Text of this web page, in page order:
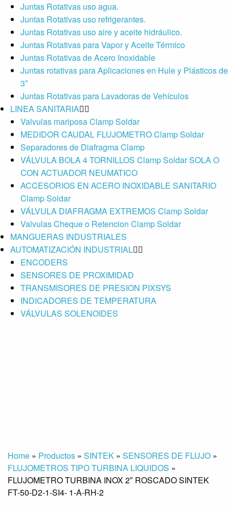
Juntas Rotativas uso agua.
Juntas Rotativas uso refrigerantes.
Juntas Rotativas uso aire y aceite hidráulico.
Juntas Rotativas para Vapor y Aceite Térmico
Juntas Rotativas de Acero Inoxidable
Juntas rotativas para Aplicaciones en Hule y Plásticos de
3″
Juntas Rotativas para Lavadoras de Vehículos
LINEA SANITARIA
Valvulas mariposa Clamp Soldar
MEDIDOR CAUDAL FLUJOMETRO Clamp Soldar
Separadores de Diafragma Clamp
VÁLVULA BOLA 4 TORNILLOS Clamp Soldar SOLA O
CON ACTUADOR NEUMATICO
ACCESORIOS EN ACERO INOXIDABLE SANITARIO
Clamp Soldar
VÁLVULA DIAFRAGMA EXTREMOS Clamp Soldar
Valvulas Cheque o Retencion Clamp Soldar
MANGUERAS INDUSTRIALES
AUTOMATIZACIÓN INDUSTRIAL
ENCODERS
SENSORES DE PROXIMIDAD
TRANSMISORES DE PRESION PIXSYS
INDICADORES DE TEMPERATURA
VÁLVULAS SOLENOIDES
Home » Productos » SINTEK » SENSORES DE FLUJO »
FLUJOMETROS TIPO TURBINA LIQUIDOS »
FLUJOMETRO TURBINA INOX 2″ ROSCADO SINTEK
FT-50-D2-1-SI4- 1-A-RH-2